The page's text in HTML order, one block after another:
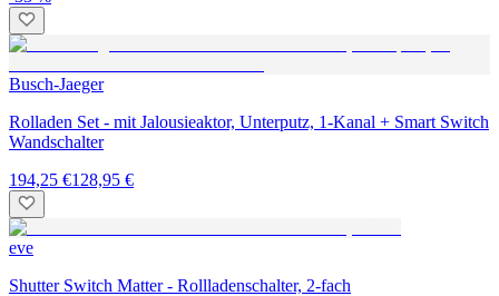
Busch-Jaeger
Rolladen Set - mit Jalousieaktor, Unterputz, 1-Kanal + Smart Switch
Wandschalter
194,25 €128,95 €
eve
Shutter Switch Matter - Rollladenschalter, 2-fach